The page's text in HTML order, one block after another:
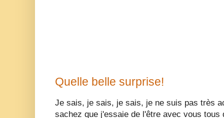
Quelle belle surprise!
Je sais, je sais, je sais, je ne suis pas très
sachez que j'essaie de l'être avec vous tous